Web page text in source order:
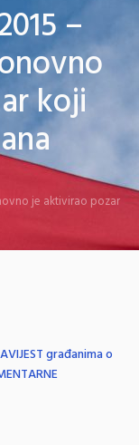
–
koji
je aktivirao pozar
građanima o